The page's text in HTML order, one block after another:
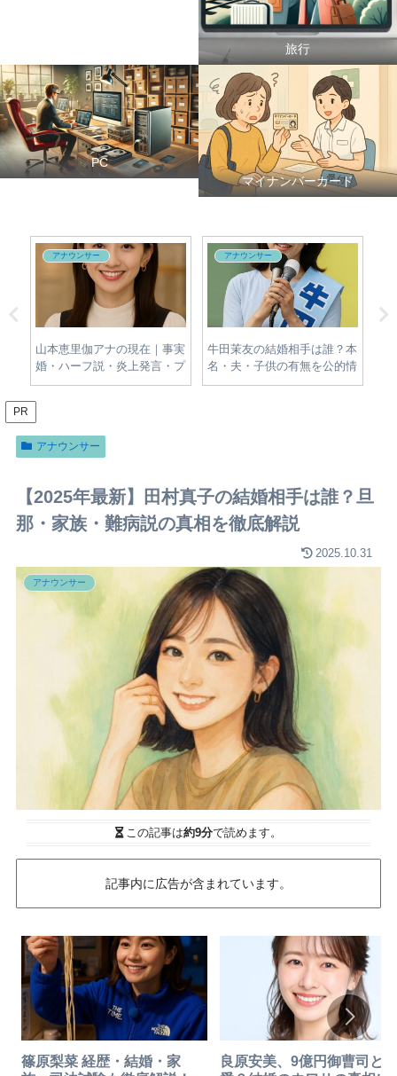
旅行
PC
マイナンバーカード
アナウンサー
山本恵里伽アナの現在｜事実
婚・ハーフ説・炎上発言・プ
ロフィールをわかりやすく整
理
アナウンサー
牛田茉友の結婚相手は誰？本
名・夫・子供の有無を公的情
報から調査
PR
アナウンサー
【2025年最新】田村真子の結婚相手は誰？旦
那・家族・難病説の真相を徹底解説
2025.10.31
アナウンサー
この記事は約9分で読めます。
記事内に広告が含まれています。
篠原梨菜 経歴・結婚・家
良原安美、9億円御曹司と熱